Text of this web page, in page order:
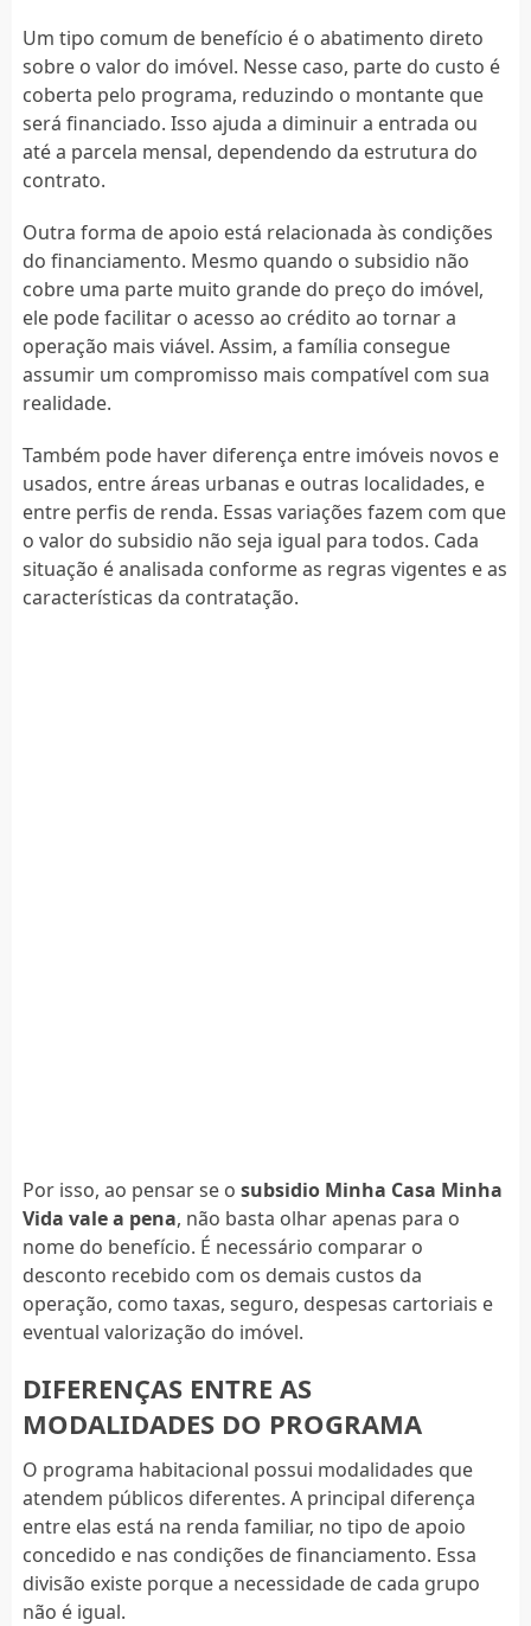
Um tipo comum de benefício é o abatimento direto
sobre o valor do imóvel. Nesse caso, parte do custo é
coberta pelo programa, reduzindo o montante que
será financiado. Isso ajuda a diminuir a entrada ou
até a parcela mensal, dependendo da estrutura do
contrato.
Outra forma de apoio está relacionada às condições
do financiamento. Mesmo quando o subsidio não
cobre uma parte muito grande do preço do imóvel,
ele pode facilitar o acesso ao crédito ao tornar a
operação mais viável. Assim, a família consegue
assumir um compromisso mais compatível com sua
realidade.
Também pode haver diferença entre imóveis novos e
usados, entre áreas urbanas e outras localidades, e
entre perfis de renda. Essas variações fazem com que
o valor do subsidio não seja igual para todos. Cada
situação é analisada conforme as regras vigentes e as
características da contratação.
Por isso, ao pensar se o subsidio Minha Casa Minha
Vida vale a pena, não basta olhar apenas para o
nome do benefício. É necessário comparar o
desconto recebido com os demais custos da
operação, como taxas, seguro, despesas cartoriais e
eventual valorização do imóvel.
DIFERENÇAS ENTRE AS
MODALIDADES DO PROGRAMA
O programa habitacional possui modalidades que
atendem públicos diferentes. A principal diferença
entre elas está na renda familiar, no tipo de apoio
concedido e nas condições de financiamento. Essa
divisão existe porque a necessidade de cada grupo
não é igual.